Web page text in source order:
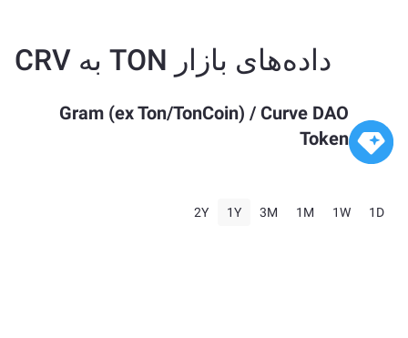
داده‌های بازار TON به CRV
Gram (ex Ton/TonCoin) /Curve DAO
Token
1D
1W
1M
3M
1Y
2Y